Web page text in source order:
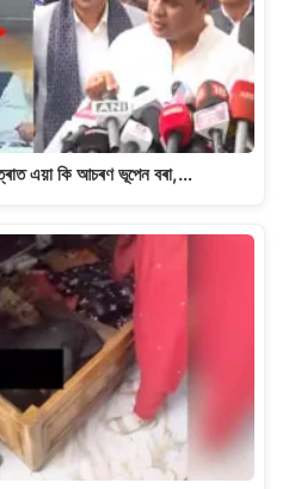
এয়া কি আচৰণ ভূপেন বৰা,…